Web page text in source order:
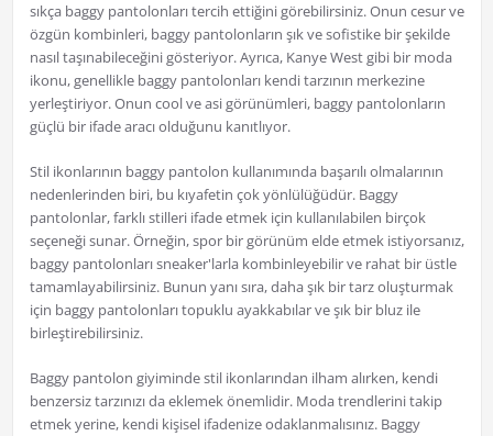
sıkça baggy pantolonları tercih ettiğini görebilirsiniz. Onun cesur ve
özgün kombinleri, baggy pantolonların şık ve sofistike bir şekilde
nasıl taşınabileceğini gösteriyor. Ayrıca, Kanye West gibi bir moda
ikonu, genellikle baggy pantolonları kendi tarzının merkezine
yerleştiriyor. Onun cool ve asi görünümleri, baggy pantolonların
güçlü bir ifade aracı olduğunu kanıtlıyor.
Stil ikonlarının baggy pantolon kullanımında başarılı olmalarının
nedenlerinden biri, bu kıyafetin çok yönlülüğüdür. Baggy
pantolonlar, farklı stilleri ifade etmek için kullanılabilen birçok
seçeneği sunar. Örneğin, spor bir görünüm elde etmek istiyorsanız,
baggy pantolonları sneaker'larla kombinleyebilir ve rahat bir üstle
tamamlayabilirsiniz. Bunun yanı sıra, daha şık bir tarz oluşturmak
için baggy pantolonları topuklu ayakkabılar ve şık bir bluz ile
birleştirebilirsiniz.
Baggy pantolon giyiminde stil ikonlarından ilham alırken, kendi
benzersiz tarzınızı da eklemek önemlidir. Moda trendlerini takip
etmek yerine, kendi kişisel ifadenize odaklanmalısınız. Baggy